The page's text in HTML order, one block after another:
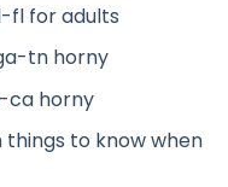
for adults
tn horny
ca horny
to know when